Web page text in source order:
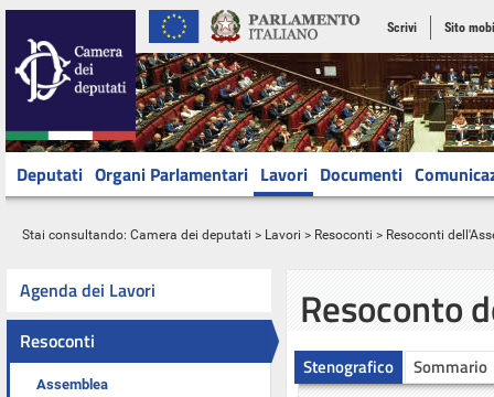
Scrivi Sito
Deputati Organi Parlamentari Lavori Documenti
Stai consultando: Camera dei deputati > Lavori > Resoconti > Resoconti
Agenda dei Lavori
Resoconti
Assemblea
Resoconto
Stenografico Sommario